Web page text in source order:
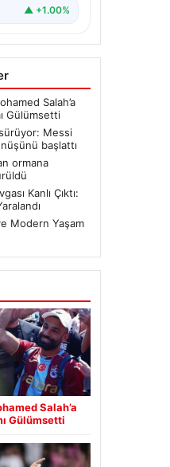
▲ +1.00%
Salah’a
Gülümsetti
Messi
başlattı
ormana
Kanlı Çıktı:
Modern Yaşam
Salah’a
Gülümsetti